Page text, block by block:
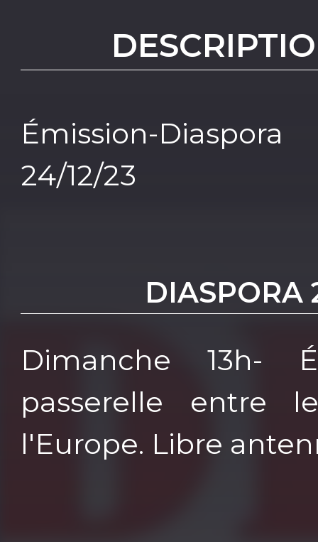
Émission-
24/12/23
DIASPORA
Dimanche 13h-
passerelle entre
l'Europe. Libre